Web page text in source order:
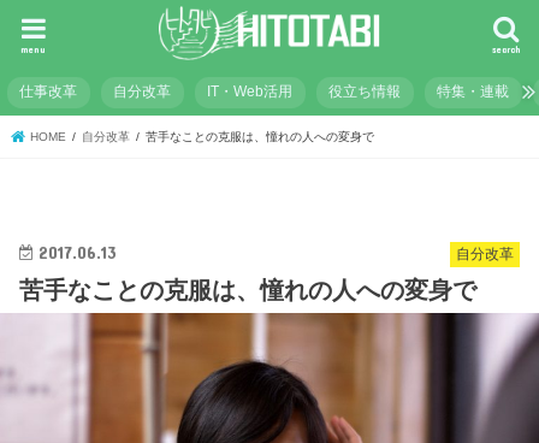
search
menu
仕事改革 自分改革 IT・Web活用 役立ち情報 特集・連載
HOME 自分改革 苦手なことの克服は、憧れの人への変身で
自分改革
2017.06.13
苦手なことの克服は、憧れの人への変身で